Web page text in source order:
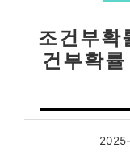
조건부확
건부확